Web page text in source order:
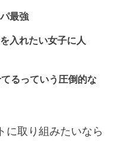
最強
入れたい女子に人
るっていう圧倒的な
に取り組みたいなら